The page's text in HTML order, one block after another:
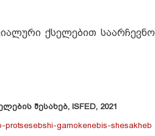
ქსელებით საარჩევნო
შესახებ, ISFED, 2021
protsesebshi-gamokenebis-shesakheb